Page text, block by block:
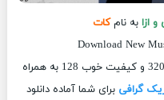
ازا به نامکات
Download New
آهنگ کات از ممزی و ازا با کیفیت عالی 320 و کیفیت خوب 128 به همراه
گرافی برای شما آماده دانلود